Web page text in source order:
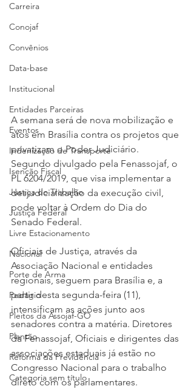
Carreira
Conojaf
Convênios
Data-base
Institucional
Entidades Parceiras
Eventos
Indenização de Transporte
Isenção Fiscal
Justiça do Trabalho
Justiça Federal
Livre Estacionamento
Nacional
Porte de Arma
Pedágio
Pleitos da Assojaf-GO
Plantão
Reforma da Previdência
Categoria sem título
A semana será de nova mobilização e
atos em Brasília contra os projetos que
privatizam o Poder Judiciário.
Segundo divulgado pela Fenassojaf, o
PL 6204/2019, que visa implementar a
desjudicialização da execução civil,
pode voltar à Ordem do Dia do
Senado Federal.
Oficiais de Justiça, através da
Associação Nacional e entidades
regionais, seguem para Brasília e, a
partir desta segunda-feira (11),
intensificam as ações junto aos
senadores contra a matéria. Diretores
da Fenassojaf, Oficiais e dirigentes das
associações estaduais já estão no
Congresso Nacional para o trabalho
direto com os parlamentares.